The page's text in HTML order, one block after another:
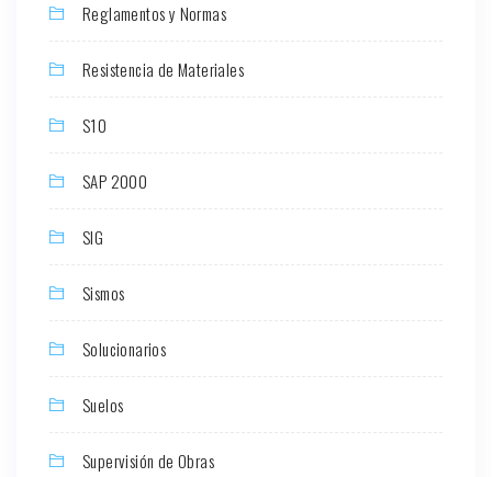
Reglamentos y Normas
Resistencia de Materiales
S10
SAP 2000
SIG
Sismos
Solucionarios
Suelos
Supervisión de Obras